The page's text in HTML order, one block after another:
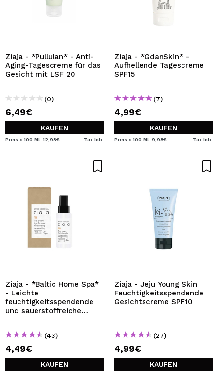
Ziaja - *Pullulan* - Anti-
Aging-Tagescreme für das
Gesicht mit LSF 20
(0)
6,49€
KAUFEN
Preis x 100 Ml: 12,98€ Tax Inb.
Ziaja - *GdanSkin* -
Aufhellende Tagescreme
SPF15
(7)
4,99€
KAUFEN
Preis x 100 Ml: 9,98€ Tax Inb.
Ziaja - *Baltic Home Spa*
- Leichte
feuchtigkeitsspendende
und sauerstoffreiche
(43)
4,49€
KAUFEN
Ziaja - Jeju Young Skin
Feuchtigkeitsspendende
Gesichtscreme SPF10
(27)
4,99€
KAUFEN